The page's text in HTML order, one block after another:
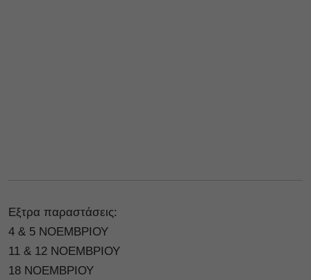
Εξτρα παραστάσεις:
4 & 5 ΝΟΕΜΒΡΙΟΥ
11 & 12 ΝΟΕΜΒΡΙΟΥ
18 ΝΟΕΜΒΡΙΟΥ